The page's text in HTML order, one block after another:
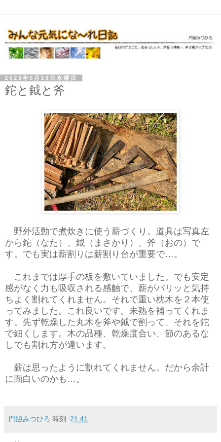
2023年5月10日水曜日
鉈と鉞と斧
野外活動で煮炊きに使う薪づくり。道具は写真左
から鉈（なた）、鉞（まさかり）、斧（おの）で
す。でも実は薪割りは薪割り台が重要で…。
これまでは厚手の板を敷いていました。でも安定
感がなく力も吸収される感触で、薪がパリッと気持
ちよく割れてくれません。それで重い枕木を２本使
ってみました。これ良いです。未熟を補ってくれま
す。先ず乾燥した丸木を斧や鉞で割って、それを鉈
で細くします。木の品種、乾燥度合い、節のあるな
しでも割れ方が違います。
薪は思ったように割れてくれません。だから余計
に面白いのかも…。
門脇みつひろ 時刻: 21:41